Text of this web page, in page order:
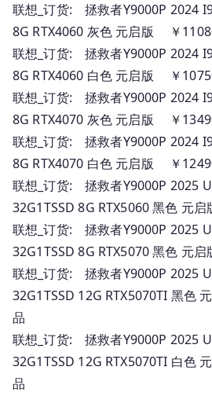
联想_订货: 拯救者Y9000P 2024
8G RTX4060 灰色 元启版 ￥
联想_订货: 拯救者Y9000P 2024
8G RTX4060 白色 元启版 ￥
联想_订货: 拯救者Y9000P 2024
8G RTX4070 灰色 元启版 ￥
联想_订货: 拯救者Y9000P 2024
8G RTX4070 白色 元启版 ￥
联想_订货: 拯救者Y9000P 2025
32G1TSSD 8G RTX5060 黑色
联想_订货: 拯救者Y9000P 2025
32G1TSSD 8G RTX5070 黑色
联想_订货: 拯救者Y9000P 2025
32G1TSSD 12G RTX5070TI 黑
品
联想_订货: 拯救者Y9000P 2025
32G1TSSD 12G RTX5070TI 白
品